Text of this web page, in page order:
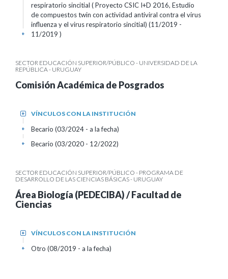
respiratorio sincitial ( Proyecto CSIC I+D 2016, Estudio
de compuestos twin con actividad antiviral contra el virus
influenza y el virus respiratorio sincitial) (11/2019 -
11/2019 )
+
SECTOR EDUCACIÓN SUPERIOR/PÚBLICO - UNIVERSIDAD DE LA
REPÚBLICA - URUGUAY
Comisión Académica de Posgrados
VÍNCULOS CON LA INSTITUCIÓN
+
Becario (03/2024 - a la fecha)
+
Becario (03/2020 - 12/2022)
+
SECTOR EDUCACIÓN SUPERIOR/PÚBLICO - PROGRAMA DE
DESARROLLO DE LAS CIENCIAS BÁSICAS - URUGUAY
Área Biología (PEDECIBA) / Facultad de
Ciencias
VÍNCULOS CON LA INSTITUCIÓN
+
Otro (08/2019 - a la fecha)
+